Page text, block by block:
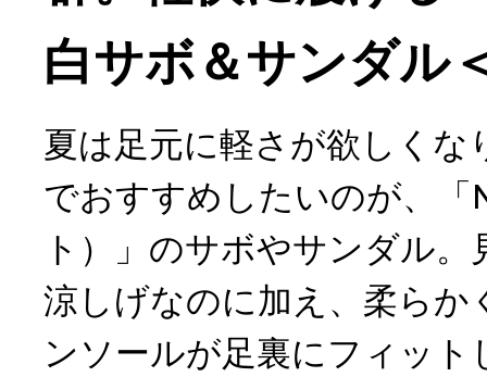
白サボ＆サンダル
夏は足元に軽さが欲しくな
でおすすめしたいのが、「
ト）」のサボやサンダル
涼しげなのに加え、柔らか
ンソールが足裏にフィット